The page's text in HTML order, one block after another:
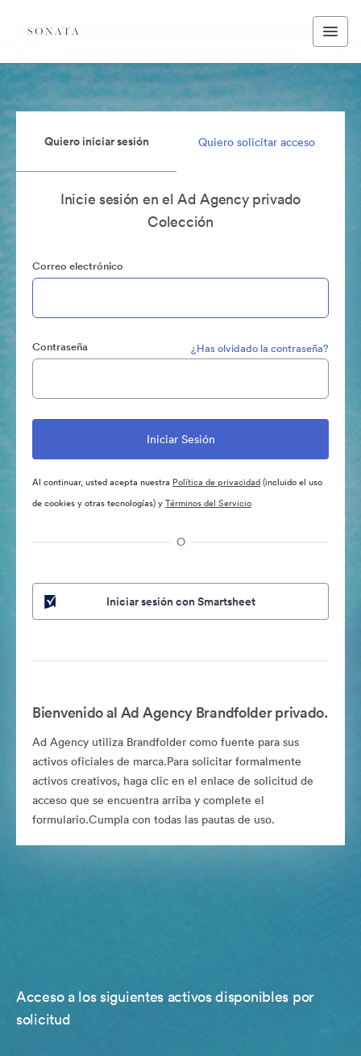
Quiero iniciar sesión Quiero solicitar acceso
Inicie sesión en el Ad Agency privado
Colección
Correo electrónico
Contraseña ¿Has olvidado la contraseña?
Al continuar, usted acepta nuestra Política de privacidad(incluido el uso
de cookies y otras tecnologías) yTérminos del Servicio
O
Iniciar sesión con Smartsheet
Bienvenido al Ad Agency Brandfolder privado.
Ad Agency utiliza Brandfolder como fuente para sus
activos oficiales de marca.Para solicitar formalmente
activos creativos, haga clic en el enlace de solicitud de
acceso que se encuentra arriba y complete el
formulario.Cumpla con todas las pautas de uso.
Acceso a los siguientes activos disponibles por
solicitud